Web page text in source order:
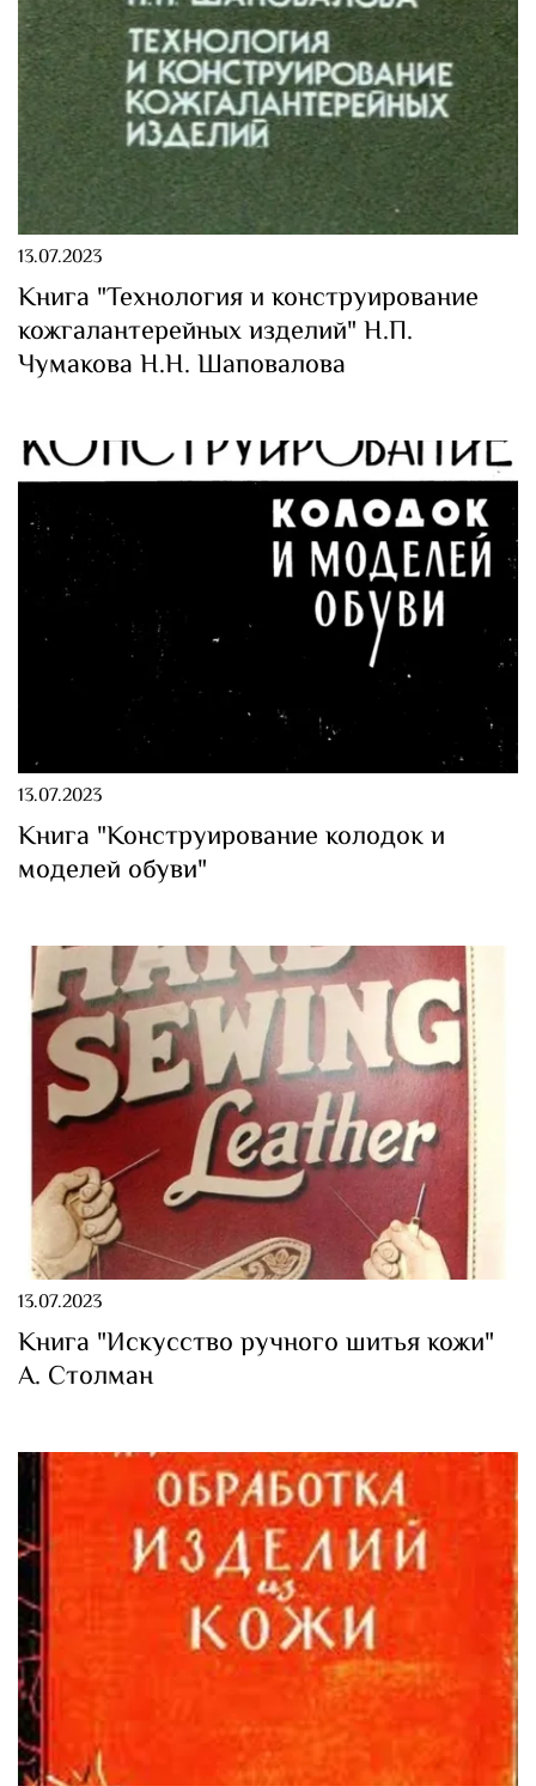
13.07.2023
Книга "Технология и конструирование
кожгалантерейных изделий" Н.П.
Чумакова Н.Н. Шаповалова
13.07.2023
Книга "Конструирование колодок и
моделей обуви"
13.07.2023
Книга "Искусство ручного шитья кожи"
А. Столман